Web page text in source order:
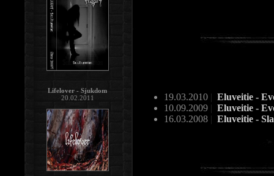
19.03.2010 | Eluveitie -
10.09.2009 | Eluveitie -
16.03.2008 | Eluveitie -
Lifelover - Sjukdom
20.02.2011